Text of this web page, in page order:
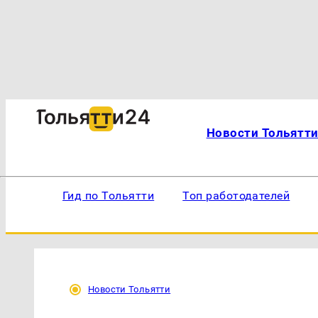
Новости Тольятти
Гид по Тольятти Топ работодателей
Новости Тольятти